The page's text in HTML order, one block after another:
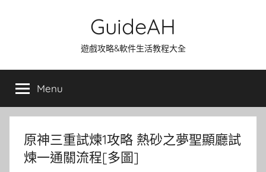
GuideAH
遊戲攻略&軟件生活教程大全
Menu
原神三重試煉1攻略 熱砂之夢聖顯廳試
煉一通關流程[多圖]